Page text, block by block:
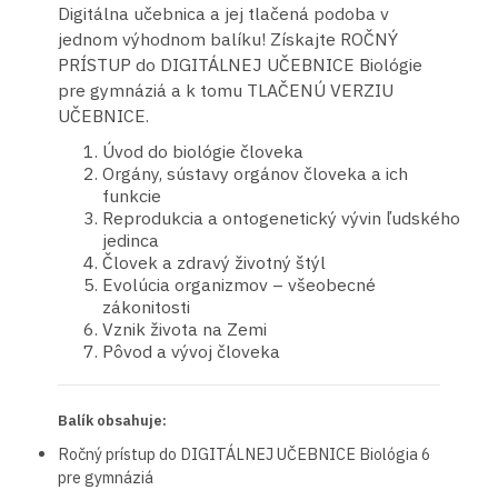
Digitálna učebnica a jej tlačená podoba v
jednom výhodnom balíku! Získajte ROČNÝ
PRÍSTUP do DIGITÁLNEJ UČEBNICE Biológie
pre gymnáziá a k tomu TLAČENÚ VERZIU
UČEBNICE.
Úvod do biológie človeka
Orgány, sústavy orgánov človeka a ich
funkcie
Reprodukcia a ontogenetický vývin ľudského
jedinca
Človek a zdravý životný štýl
Evolúcia organizmov – všeobecné
zákonitosti
Vznik života na Zemi
Pôvod a vývoj človeka
Balík obsahuje:
Ročný prístup do DIGITÁLNEJ UČEBNICE Biológia 6
pre gymnáziá